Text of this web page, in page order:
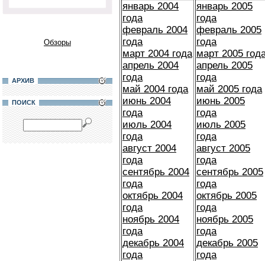
Обзоры
АРХИВ
ПОИСК
январь 2004
года
февраль 2004
года
март 2004 года
апрель 2004
года
май 2004 года
июнь 2004
года
июль 2004
года
август 2004
года
сентябрь 2004
года
октябрь 2004
года
ноябрь 2004
года
декабрь 2004
года
январь 2005
года
февраль 2005
года
март 2005
апрель 2005
года
май 2005 года
июнь 2005
года
июль 2005
года
август 2005
года
сентябрь 2005
года
октябрь 2005
года
ноябрь 2005
года
декабрь 2005
года